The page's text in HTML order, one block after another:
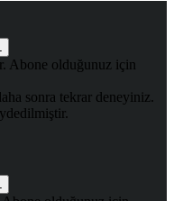
Abone olduğunuz için
sonra tekrar deneyiniz.